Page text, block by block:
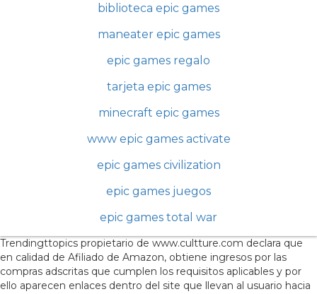
biblioteca epic games
maneater epic games
epic games regalo
tarjeta epic games
minecraft epic games
www epic games activate
epic games civilization
epic games juegos
epic games total war
Trendingttopics propietario de www.cultture.com declara que
en calidad de Afiliado de Amazon, obtiene ingresos por las
compras adscritas que cumplen los requisitos aplicables y por
ello aparecen enlaces dentro del site que llevan al usuario hacia